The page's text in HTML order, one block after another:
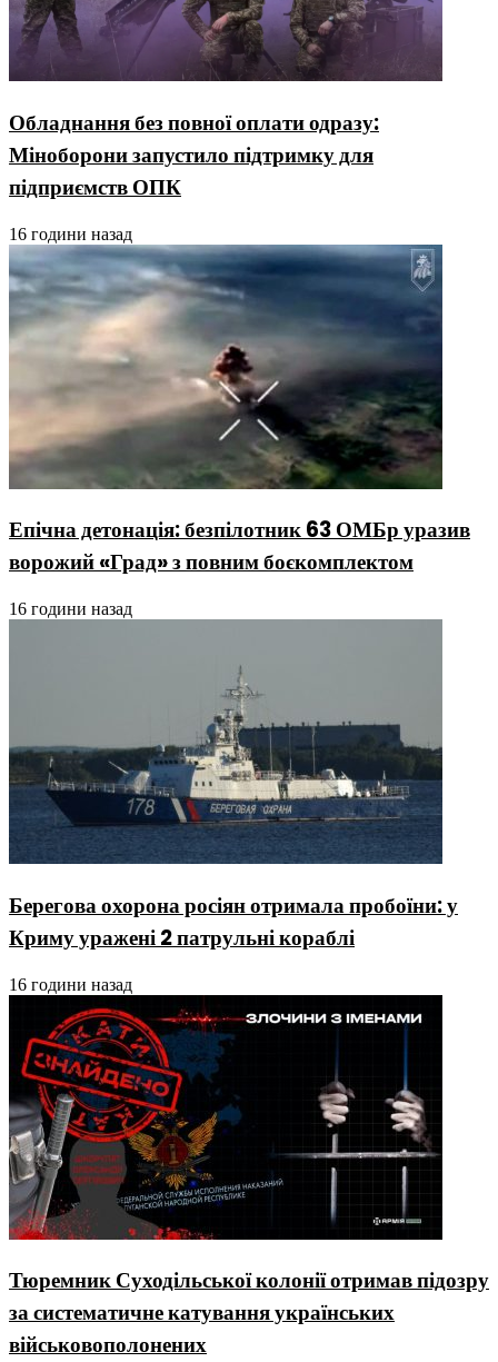
Обладнання без повної оплати одразу:
Міноборони запустило підтримку для
підприємств ОПК
16 години назад
Епічна детонація: безпілотник 63 ОМБр уразив
ворожий «Град» з повним боєкомплектом
16 години назад
Берегова охорона росіян отримала пробоїни: у
Криму уражені 2 патрульні кораблі
16 години назад
Тюремник Суходільської колонії отримав підозру
за систематичне катування українських
військовополонених